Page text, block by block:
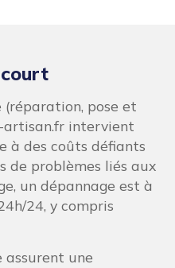
(réparation, pose et
intervient
à des coûts défiants
de problèmes liés aux
un dépannage est à
24, y compris
assurent une